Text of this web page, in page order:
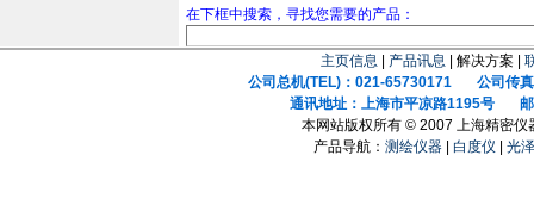
在下框中搜索，寻找您需要的产品：
主页信息 产品讯息 | 解决方案 |
公司总机(TEL)：021-65730171 公司传真
通讯地址：上海市平凉路1195号 邮
本网站版权所有 © 2007 上海精密仪
产品导航： 测绘仪器| 白度仪 光